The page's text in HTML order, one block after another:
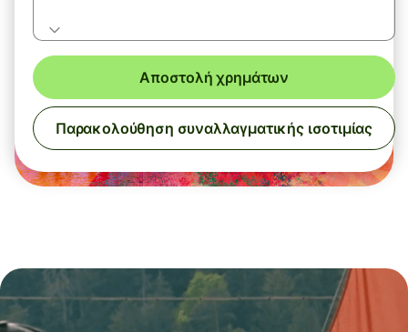
Αποστολή χρημάτων
Παρακολούθηση συναλλαγματικής ισοτιμίας